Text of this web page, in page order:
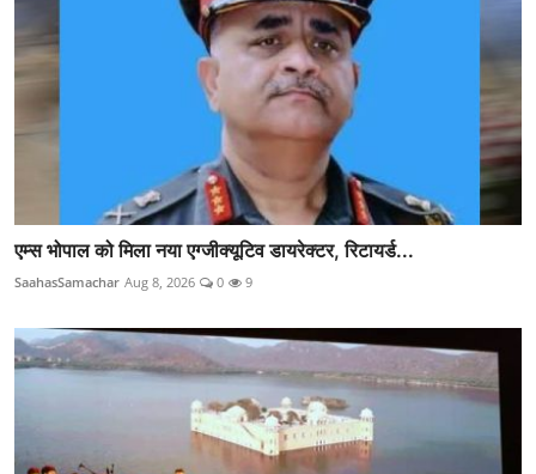
एम्स भोपाल को मिला नया एग्जीक्यूटिव डायरेक्टर, रिटायर्ड...
SaahasSamachar Aug 8, 2026 0 9